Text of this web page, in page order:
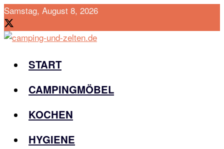
Samstag, August 8, 2026
START
CAMPINGMÖBEL
KOCHEN
HYGIENE